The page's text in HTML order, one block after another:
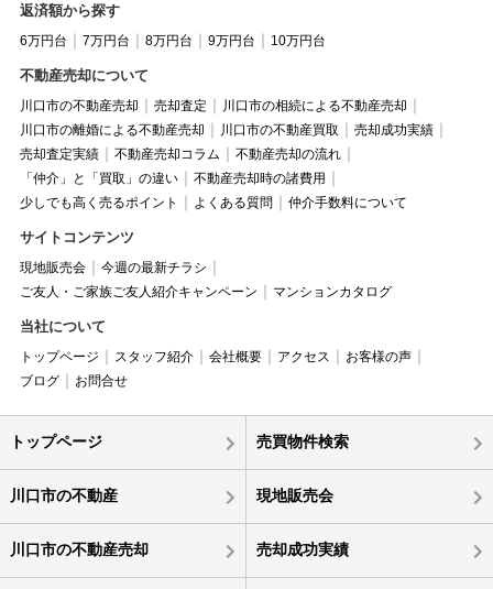
返済額から探す
6万円台 7万円台 8万円台 9万円台 10万円台
不動産売却について
川口市の不動産売却 売却査定
川口市の相続による不動産売却
川口市の離婚による不動産売却
川口市の不動産買取
売却成功実績
売却査定実績
不動産売却コラム
不動産売却の流れ
「仲介」と「買取」の違い
不動産売却時の諸費用
少しでも高く売るポイント
よくある質問 仲介手数料について
サイトコンテンツ
現地販売会
今週の最新チラシ
ご友人・ご家族ご友人紹介キャンペーン
マンションカタログ
当社について
トップページ スタッフ紹介 会社概要 アクセス
お客様の声
ブログ
お問合せ
トップページ 売買物件検索
川口市の不動産 現地販売会
川口市の不動産売却 売却成功実績